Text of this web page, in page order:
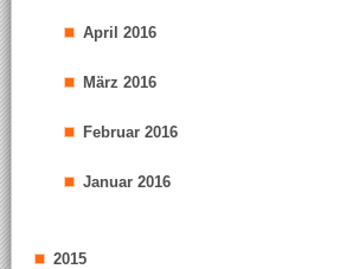
April 2016
März 2016
Februar 2016
Januar 2016
2015